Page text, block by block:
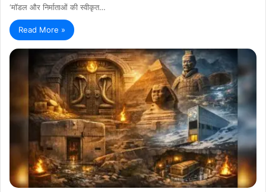
‘मॉडल और निर्माताओं की स्वीकृत…
Read More »